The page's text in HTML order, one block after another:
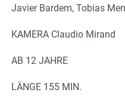
Javier Bardem, Tobias
KAMERA Claudio Mirand
AB 12 JAHRE
LÄNGE 155 MIN.